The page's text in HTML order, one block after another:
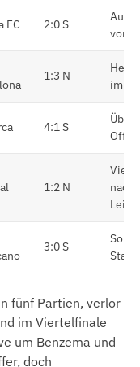
FC 2:0 S
vor
1:3 N
im
4:1 S
1:2 N
nach
3:0 S
fünf Partien, verlor
im Viertelfinale
um Benzema und
doch